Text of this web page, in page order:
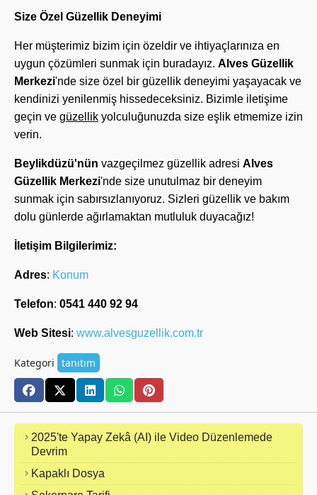
Size Özel Güzellik Deneyimi
Her müşterimiz bizim için özeldir ve ihtiyaçlarınıza en
uygun çözümleri sunmak için buradayız. Alves Güzellik
Merkezi'nde size özel bir güzellik deneyimi yaşayacak ve
kendinizi yenilenmiş hissedeceksiniz. Bizimle iletişime
geçin ve güzellik yolculuğunuzda size eşlik etmemize izin
verin.
Beylikdüzü'nün vazgeçilmez güzellik adresi Alves
Güzellik Merkezi'nde size unutulmaz bir deneyim
sunmak için sabırsızlanıyoruz. Sizleri güzellik ve bakım
dolu günlerde ağırlamaktan mutluluk duyacağız!
İletişim Bilgilerimiz:
Adres: Konum
Telefon: 0541 440 92 94
Web Sitesi: www.alvesguzellik.com.tr
Kategori tanıtım
2025'te Yapay Zekâ (AI) ile Video Düzenlemede
Devrim
Kapaklı Dosya